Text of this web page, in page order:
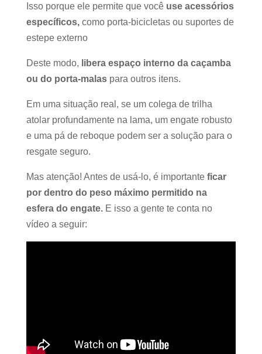
Isso porque ele permite que você use acessórios
específicos,como porta-bicicletas ou suportes de
estepe externo
Deste modo, libera espaço interno da caçamba
ou do porta-malas para outros itens.
Em uma situação real, se um colega de trilha
atolar profundamente na lama, um engate robusto
e uma pá de reboque podem ser a solução para o
resgate seguro.
Mas atenção! Antes de usá-lo, é importanteficar
por dentro do peso máximo permitido na
esfera do engate.E isso a gente te conta no
vídeo a seguir: